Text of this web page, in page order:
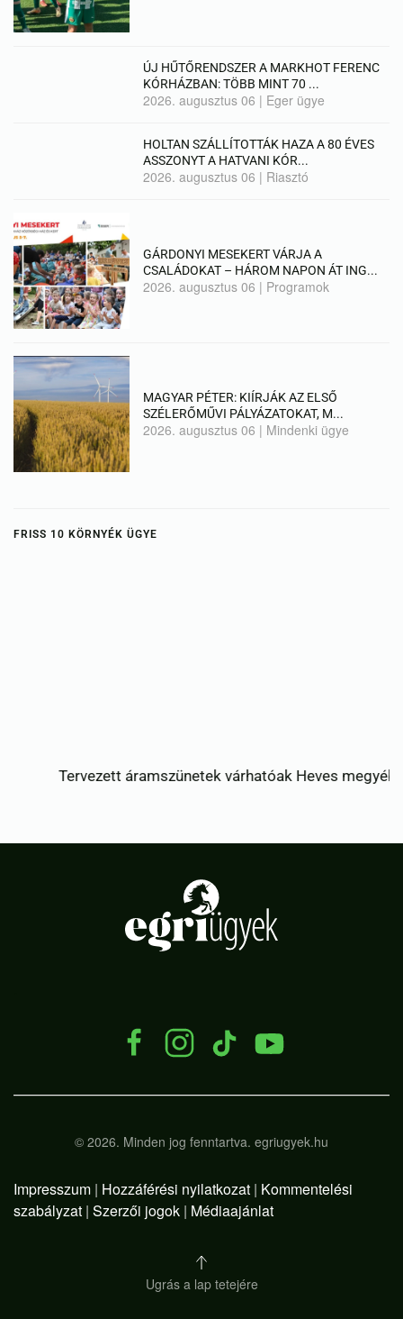
ÚJ HŰTŐRENDSZER A MARKHOT FERENC
KÓRHÁZBAN: TÖBB MINT 70 ...
2026. augusztus 06 | Eger ügye
HOLTAN SZÁLLÍTOTTÁK HAZA A 80 ÉVES
ASSZONYT A HATVANI KÓR...
2026. augusztus 06 | Riasztó
GÁRDONYI MESEKERT VÁRJA A
CSALÁDOKAT – HÁROM NAPON ÁT ING...
2026. augusztus 06 | Programok
MAGYAR PÉTER: KIÍRJÁK AZ ELSŐ
SZÉLERŐMŰVI PÁLYÁZATOKAT, M...
2026. augusztus 06 | Mindenki ügye
FRISS 10 KÖRNYÉK ÜGYE
© 2026. Minden jog fenntartva. egriugyek.hu
Impresszum | Hozzáférési nyilatkozat | Kommentelési
szabályzat | Szerzői jogok | Médiaajánlat
Ugrás a lap tetejére